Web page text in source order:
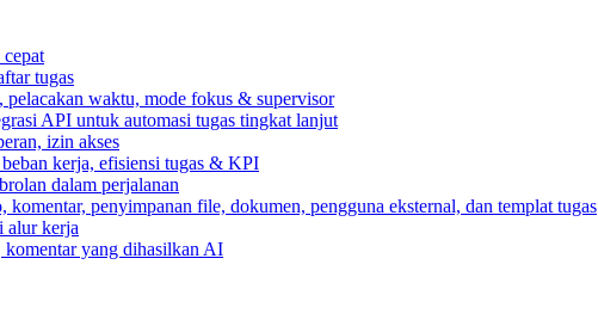
tugas
pelacakan waktu, mode fokus & supervisor
API untuk automasi tugas tingkat lanjut
izin akses
kerja, efisiensi tugas & KPI
dalam perjalanan
penyimpanan file, dokumen, pengguna eksternal, dan templat tugas
alur kerja
komentar yang dihasilkan AI